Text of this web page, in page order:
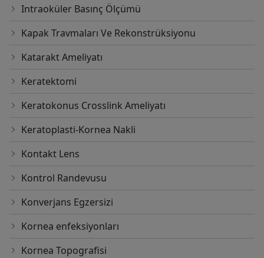
Intraoküler Basınç Ölçümü
Kapak Travmaları Ve Rekonstrüksiyonu
Katarakt Ameliyatı
Keratektomi
Keratokonus Crosslink Ameliyatı
Keratoplasti-Kornea Nakli
Kontakt Lens
Kontrol Randevusu
Konverjans Egzersizi
Kornea enfeksiyonları
Kornea Topografisi